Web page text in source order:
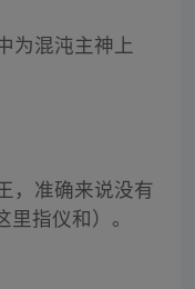
为混沌主神上
，准确来说没有
指仪和）。